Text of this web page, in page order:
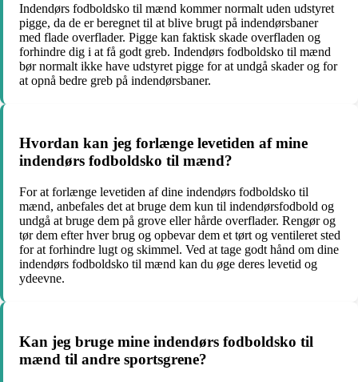
Indendørs fodboldsko til mænd kommer normalt uden udstyret
pigge, da de er beregnet til at blive brugt på indendørsbaner
med flade overflader. Pigge kan faktisk skade overfladen og
forhindre dig i at få godt greb. Indendørs fodboldsko til mænd
bør normalt ikke have udstyret pigge for at undgå skader og for
at opnå bedre greb på indendørsbaner.
Hvordan kan jeg forlænge levetiden af mine
indendørs fodboldsko til mænd?
For at forlænge levetiden af dine indendørs fodboldsko til
mænd, anbefales det at bruge dem kun til indendørsfodbold og
undgå at bruge dem på grove eller hårde overflader. Rengør og
tør dem efter hver brug og opbevar dem et tørt og ventileret sted
for at forhindre lugt og skimmel. Ved at tage godt hånd om dine
indendørs fodboldsko til mænd kan du øge deres levetid og
ydeevne.
Kan jeg bruge mine indendørs fodboldsko til
mænd til andre sportsgrene?